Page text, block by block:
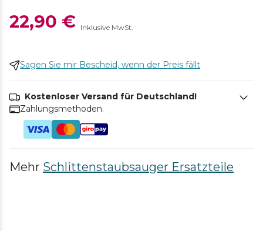
22,90 € Inklusive MwSt.
Sagen Sie mir Bescheid, wenn der Preis fällt
Kostenloser Versand für Deutschland!
Zahlungsmethoden.
Mehr Schlittenstaubsauger Ersatzteile